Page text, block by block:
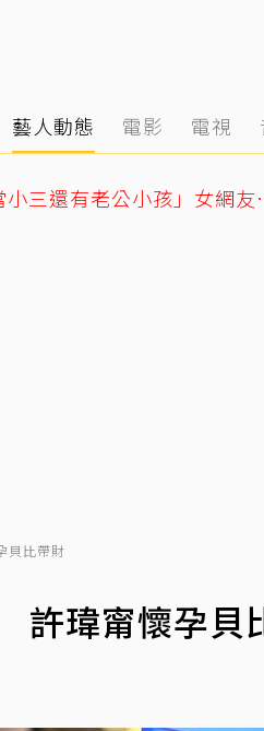
藝人動態 電影 電視
獨／姜厚任小
貝比帶財
瑋甯懷孕貝